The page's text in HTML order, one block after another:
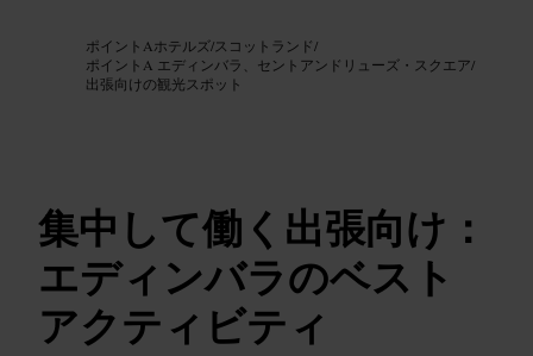
ポイントAホテルズ/スコットランド/
ポイントA エディンバラ、セントアンドリューズ・スクエア/
出張向けの観光スポット
集中して働く出張向け：
エディンバラのベスト
アクティビティ